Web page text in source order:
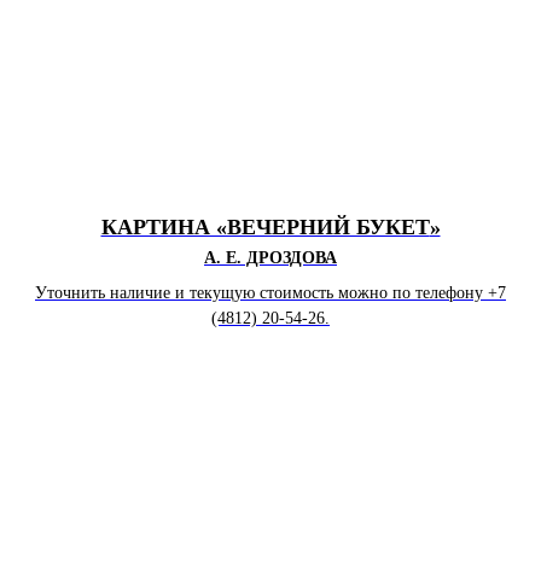
КАРТИНА «ВЕЧЕРНИЙ БУКЕТ»
А. Е. ДРОЗДОВА
Уточнить наличие и текущую стоимость можно по телефону +7
(4812) 20-54-26.